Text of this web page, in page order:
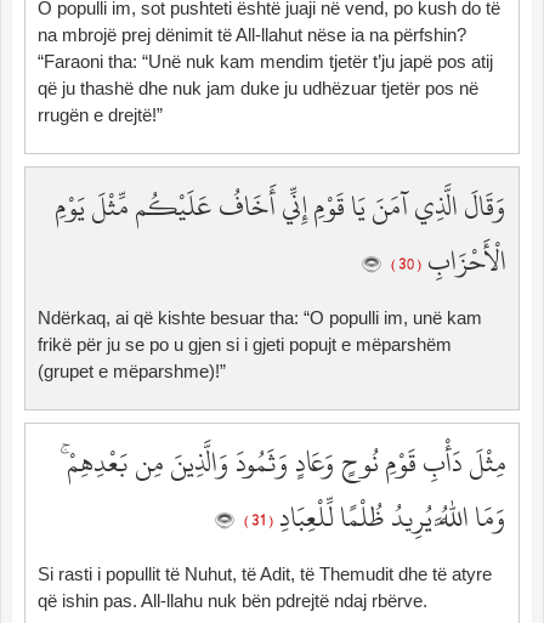
O populli im, sot pushteti është juaji në vend, po kush do të
na mbrojë prej dënimit të All-llahut nëse ia na përfshin?
“Faraoni tha: “Unë nuk kam mendim tjetër t’ju japë pos atij
që ju thashë dhe nuk jam duke ju udhëzuar tjetër pos në
rrugën e drejtë!”
وَقَالَ الَّذِي آمَنَ يَا قَوْمِ إِنِّي أَخَافُ عَلَيْكُم مِّثْلَ يَوْمِ
الْأَحْزَابِ ( 30 )
Ndërkaq, ai që kishte besuar tha: “O populli im, unë kam
frikë për ju se po u gjen si i gjeti popujt e mëparshëm
(grupet e mëparshme)!”
مِثْلَ دَأْبِ قَوْمِ نُوحٍ وَعَادٍ وَثَمُودَ وَالَّذِينَ مِن بَعْدِهِمْ ۚ
وَمَا اللَّهُ يُرِيدُ ظُلْمًا لِّلْعِبَادِ ( 31 )
Si rasti i popullit të Nuhut, të Adit, të Themudit dhe të atyre
që ishin pas. All-llahu nuk bën pdrejtë ndaj rbërve.